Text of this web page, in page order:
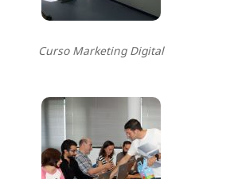
Curso Marketing Digital